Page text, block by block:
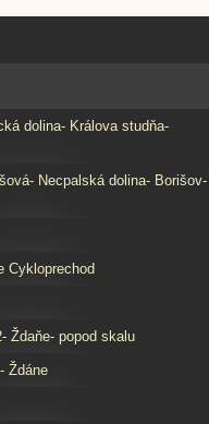
dolina- Králova studňa-
Necpalská dolina- Borišov-
Cykloprechod
Ždaňe- popod skalu
Ždáne